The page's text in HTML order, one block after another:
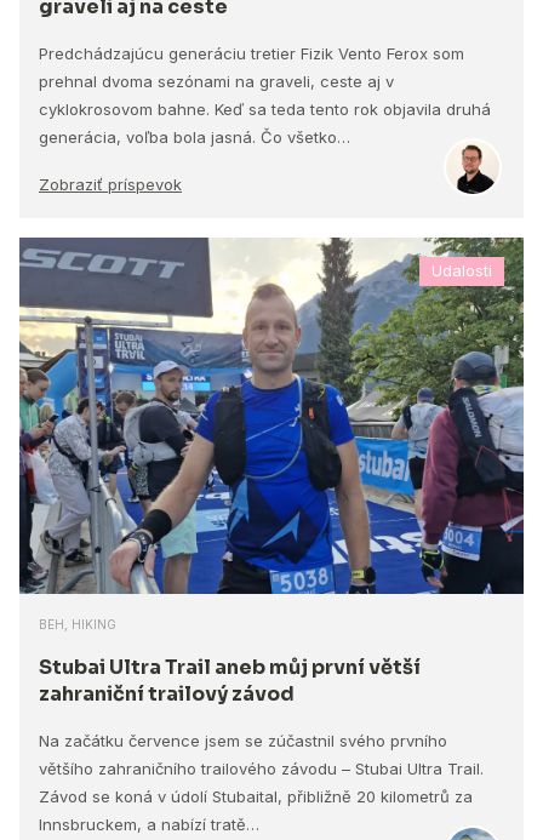
graveli aj na ceste
Predchádzajúcu generáciu tretier Fizik Vento Ferox som
prehnal dvoma sezónami na graveli, ceste aj v
cyklokrosovom bahne. Keď sa teda tento rok objavila druhá
generácia, voľba bola jasná. Čo všetko…
Zobraziť príspevok
Udalosti
BEH, HIKING
Stubai Ultra Trail aneb můj první větší
zahraniční trailový závod
Na začátku července jsem se zúčastnil svého prvního
většího zahraničního trailového závodu – Stubai Ultra Trail.
Závod se koná v údolí Stubaital, přibližně 20 kilometrů za
Innsbruckem, a nabízí tratě…